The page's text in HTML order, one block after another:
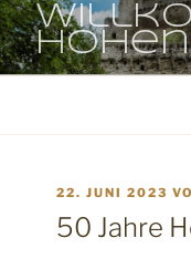
AM
22. JUNI 2023
50 Jahre